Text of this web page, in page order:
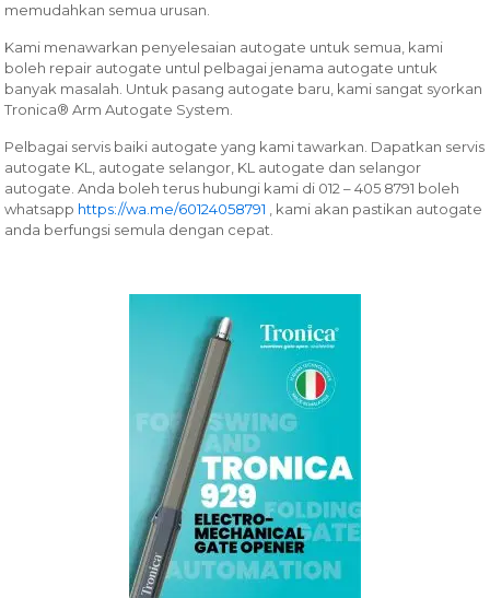
memudahkan semua urusan.
Kami menawarkan penyelesaian autogate untuk semua, kami
boleh repair autogate untul pelbagai jenama autogate untuk
banyak masalah. Untuk pasang autogate baru, kami sangat syorkan
Tronica® Arm Autogate System.
Pelbagai servis baiki autogate yang kami tawarkan. Dapatkan servis
autogate KL, autogate selangor, KL autogate dan selangor
autogate. Anda boleh terus hubungi kami di 012 – 405 8791 boleh
whatsapp https://wa.me/60124058791
, kami akan pastikan autogate
anda berfungsi semula dengan cepat.